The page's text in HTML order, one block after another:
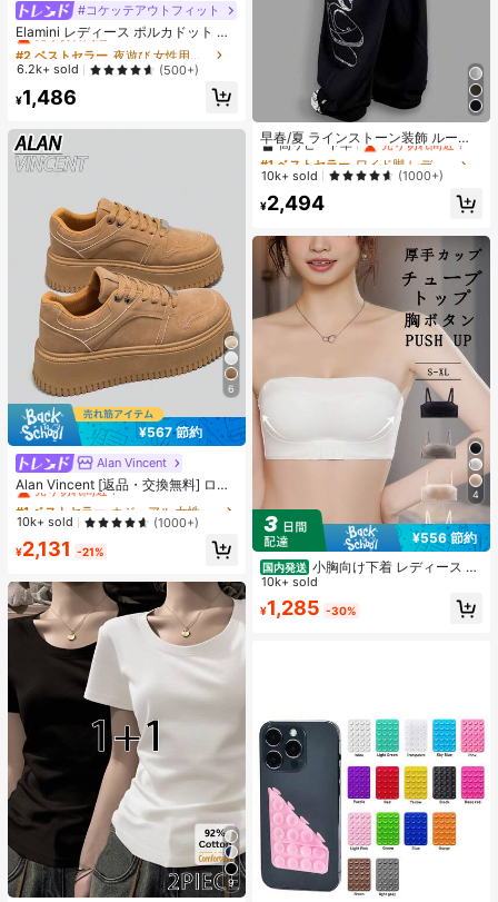
#コケッテアウトフィット
Elamini レディース ポルカドット パ
ッチワーク レーストリム 配色 ウエ
スト ショートスリーブ トップス 夏
用
#2 ベストセラー
夜遊び 女性用ブラウス
売り切れ間近！
#2 ベストセラー
売り切れ間近！
#2 ベストセラー
売り切れ間近！
#2 ベストセラー
売り切れ間近！
6.2k+ sold (500+)
¥1,486
6
¥567 節約
Alan Vincent
Alan Vincent [返品・交換無料] ロー
カット レースアップシューズ、厚底
カジュアルスニーカー、快適でファ
ッショナブル、4.5cm身長アップ、
小柄な女性向け、アスレジャー
#1 ベストセラー
売り切れ間近！
#1 ベストセラー
売り切れ間近！
#1 ベストセラー
売り切れ間近！
#1 ベストセラー
売り切れ間近！
10k+ sold (1000+)
¥2,131 -21%
9
#2 ベストセラー
に 長持ちする 女性用トップス、ブラウス、Tシャツ
早春/夏 ラインストーン装飾 ルーズ
フィット リラックス ジャズダンス
ワイドレッグ カジュアルパンツ レデ
ィース、レトロアメリカンスタイル
ブラック、Y2Kエステティック
#1 ベストセラー
高リピート率
売り切れ間近！
#1 ベストセラー
ワイド脚 レディースパンツ
高リピート率
売り切れ間近！
#1 ベストセラー
ワイド脚 レディースパンツ
高リピート率
売り切れ間近！
#1 ベストセラー
高リピート率
売り切れ間近！
10k+ sold (1000+)
¥2,494
4
¥556 節約
国内発送 小胸向け下着 レディース 、
脇高UPブラジャー 無地チューブト
ップ 、ストラップレスカップ付きブ
ラ 、取り外し可能な肩紐インナー、
10k+ sold
¥1,285 -30%